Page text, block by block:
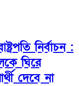
নির্বাচন :
ঘিরে
দেবে না